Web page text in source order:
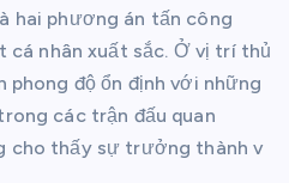
hai phương án tấn công
cá nhân xuất sắc. Ở vị trí thủ
phong độ ổn định với những
các trận đấu quan
cho thấy sự trưởng thành v